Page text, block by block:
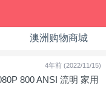
澳洲购物商城
4年前 (2022/11/15)
800 ANSI 流明 家用